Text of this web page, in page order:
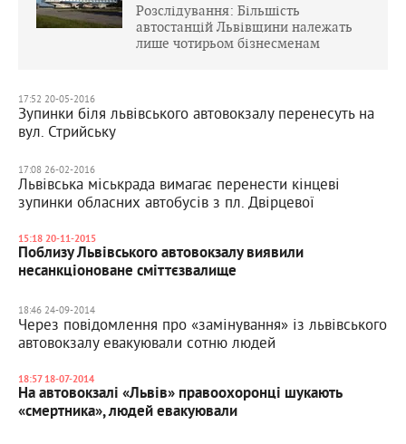
Розслідування: Більшість
автостанцій Львівщини належать
лише чотирьом бізнесменам
17:52 20-05-2016
Зупинки біля львівського автовокзалу перенесуть на
вул. Стрийську
17:08 26-02-2016
Львівська міськрада вимагає перенести кінцеві
зупинки обласних автобусів з пл. Двірцевої
15:18 20-11-2015
Поблизу Львівського автовокзалу виявили
несанкціоноване сміттєзвалище
18:46 24-09-2014
Через повідомлення про «замінування» із львівського
автовокзалу евакуювали сотню людей
18:57 18-07-2014
На автовокзалі «Львів» правоохоронці шукають
«смертника», людей евакуювали